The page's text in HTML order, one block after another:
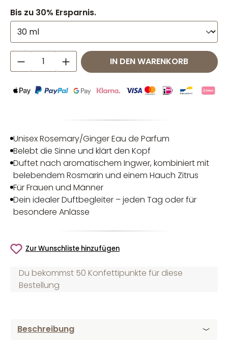
Bis zu 30% Ersparnis.
Produkt Anzahl: Gib denIN DEN WARENKORB
Unisex Rosemary/Ginger Eau de Parfum
Belebt die Sinne und klärt den Kopf
Duftet nach aromatischem Ingwer, kombiniert mit
belebendem Rosmarin und einem Hauch Zitrus
Für Frauen und Männer
Dein idealer Duftbegleiter – jeden Tag oder für
besondere Anlässe
Zur Wunschliste hinzufügen
Du bekommst 50 Konfettipunkte für diese
Bestellung
Beschreibung